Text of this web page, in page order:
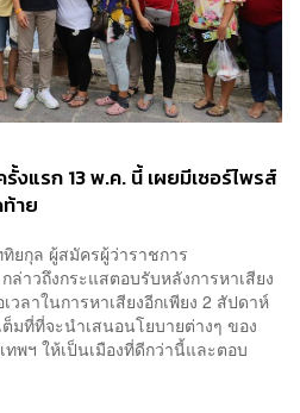
แรก 13 พ.ค. นี้ เผยมีเซอร์ไพรส์
าย
ยกุล ผู้สมัครผู้ว่าราชการ
ล่าวถึงกระแสตอบรับหลังการหาเสียง
ลาในการหาเสียงอีกเพียง 2 สัปดาห์
มที่ที่จะนำเสนอนโยบายต่างๆ ของ
ทพฯ​ ให้เป็นเมืองที่ดีกว่านี้และตอบ